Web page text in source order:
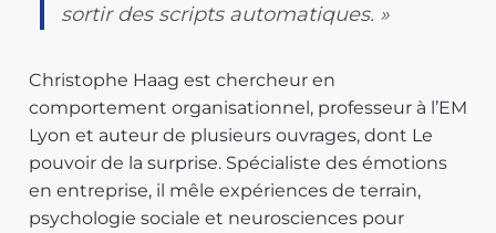
sortir des scripts automatiques. »
Christophe Haag est chercheur en
comportement organisationnel, professeur à l’EM
Lyon et auteur de plusieurs ouvrages, dont Le
pouvoir de la surprise. Spécialiste des émotions
en entreprise, il mêle expériences de terrain,
psychologie sociale et neurosciences pour